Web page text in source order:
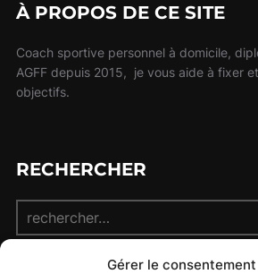
Gérer le
À PROPOS DE CE SITE
Coach sportive personnel à domicile,
AGFF depuis 2015, je vous aide à fixer
objectifs.
RECHERCHER
pour :